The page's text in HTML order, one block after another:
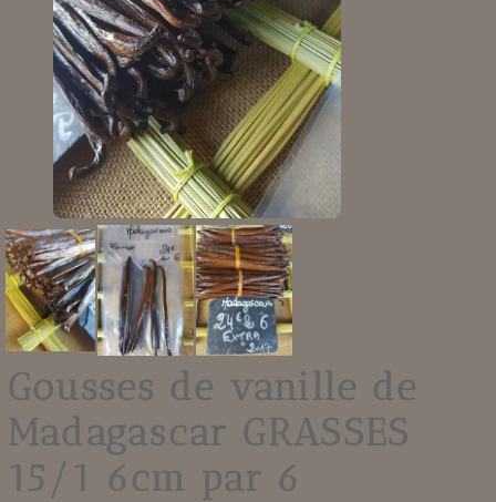
Gousses de vanille de
Madagascar GRASSES
15/1 6cm par 6